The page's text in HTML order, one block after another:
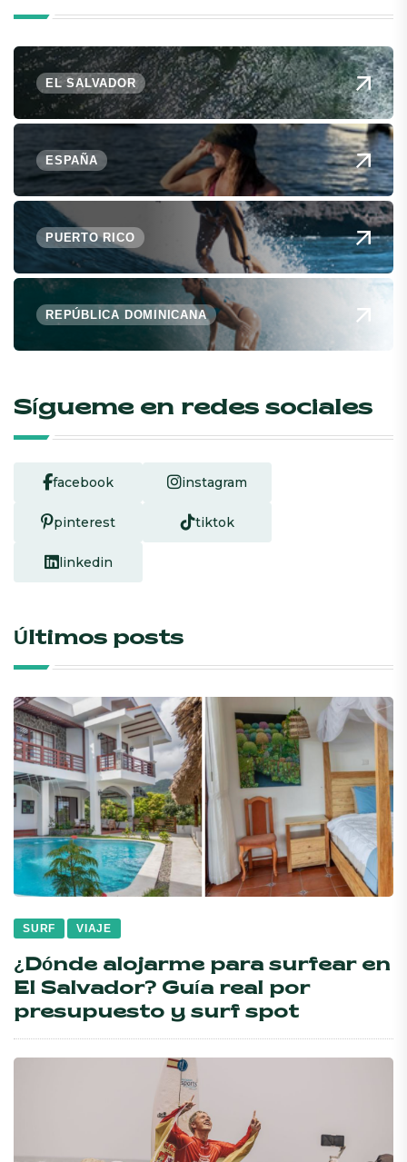
EL SALVADOR
ESPAÑA
PUERTO RICO
REPÚBLICA DOMINICANA
Sígueme en redes sociales
facebook instagram
pinterest tiktok
linkedin
Últimos posts
SURF VIAJE
¿Dónde alojarme para surfear en
El Salvador? Guía real por
presupuesto y surf spot